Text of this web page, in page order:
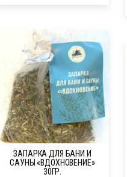
ЗАПАРКА ДЛЯ БАНИ И
САУНЫ «ВДОХНОВЕНИЕ»
30ГР.